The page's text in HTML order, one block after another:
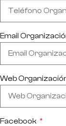
Email
Web
Facebook